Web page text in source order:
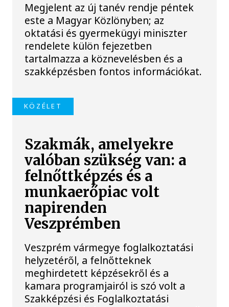
Megjelent az új tanév rendje péntek
este a Magyar Közlönyben; az
oktatási és gyermekügyi miniszter
rendelete külön fejezetben
tartalmazza a köznevelésben és a
szakképzésben fontos információkat.
KÖZÉLET
Szakmák, amelyekre
valóban szükség van: a
felnőttképzés és a
munkaerőpiac volt
napirenden
Veszprémben
Veszprém vármegye foglalkoztatási
helyzetéről, a felnőtteknek
meghirdetett képzésekről és a
kamara programjairól is szó volt a
Szakképzési és Foglalkoztatási